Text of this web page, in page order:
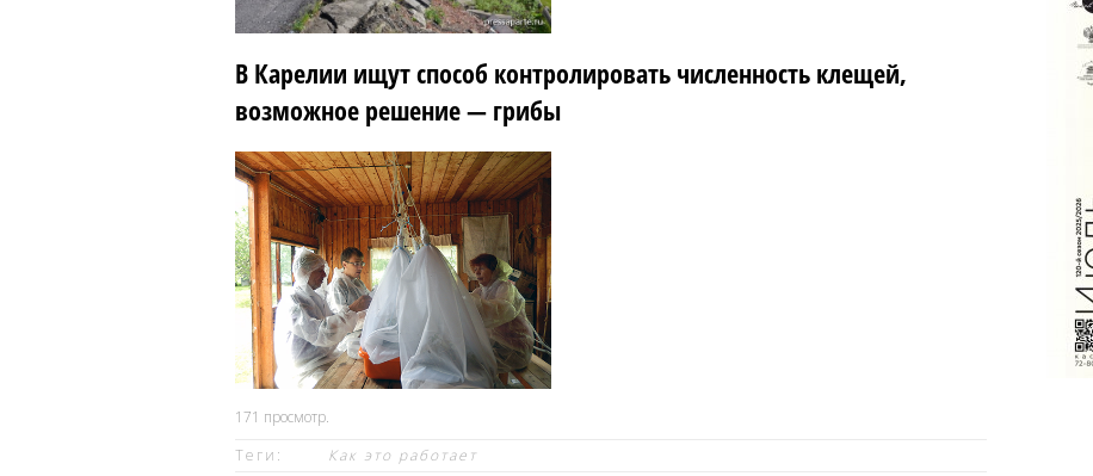
В Карелии ищут способ контролировать численность клещей,
возможное решение — грибы
171 просмотр.
Теги:
Как это работает